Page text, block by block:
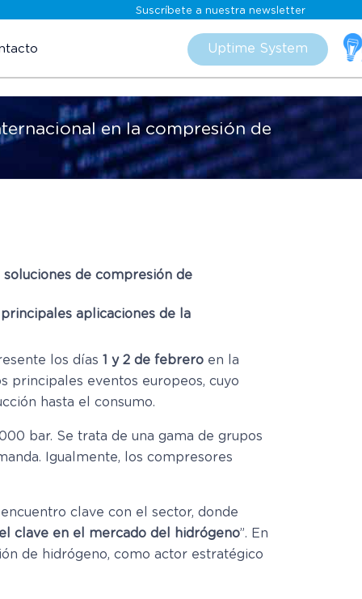
Suscríbete a nuestra newsletter
Uptime System
en la compresión de
de compresión de
aplicaciones de la
los días 1 y 2 de febrero en la
principales eventos europeos, cuyo
hasta el consumo.
bar. Se trata de una gama de grupos
Igualmente, los compresores
clave con el sector, donde
clave en el mercado del hidrógeno”. En
de hidrógeno, como actor estratégico